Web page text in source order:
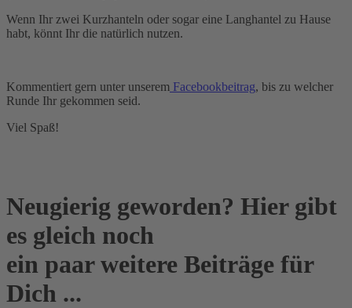
Wenn Ihr zwei Kurzhanteln oder sogar eine Langhantel zu Hause
habt, könnt Ihr die natürlich nutzen.
Kommentiert gern unter unserem Facebookbeitrag, bis zu welcher
Runde Ihr gekommen seid.
Viel Spaß!
Neugierig geworden? Hier gibt
es gleich noch
ein paar weitere Beiträge für
Dich ...